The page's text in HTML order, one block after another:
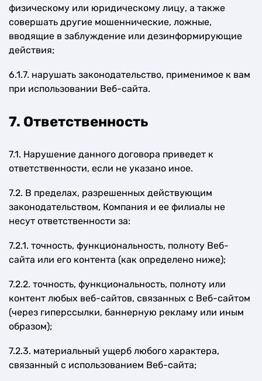
физическому или юридическому лицу, а также
совершать другие мошеннические, ложные,
вводящие в заблуждение или дезинформирующие
действия;
6.1.7. нарушать законодательство, применимое к вам
при использовании Веб-сайта.
7. Ответственность
7.1. Нарушение данного договора приведет к
ответственности, если не указано иное.
7.2. В пределах, разрешенных действующим
законодательством, Компания и ее филиалы не
несут ответственности за:
7.2.1. точность, функциональность, полноту Веб-
сайта или его контента (как определено ниже);
7.2.2. точность, функциональность, полноту или
контент любых веб-сайтов, связанных с Веб-сайтом
(через гиперссылки, баннерную рекламу или иным
образом);
7.2.3. материальный ущерб любого характера,
связанный с использованием Веб-сайта;